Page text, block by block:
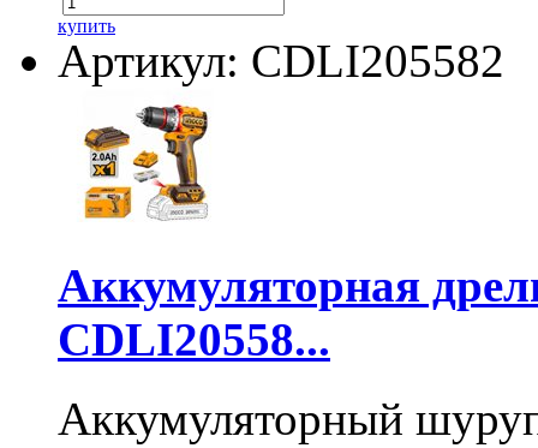
купить
Артикул: CDLI205582
Аккумуляторная
CDLI20558...
Аккумуляторный